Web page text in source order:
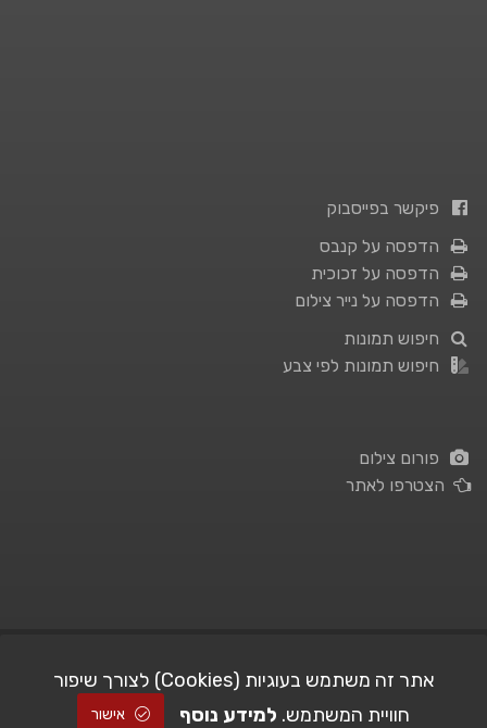
פיקשר בפייסבוק
הדפסה על קנבס
הדפסה על זכוכית
הדפסה על נייר צילום
חיפוש תמונות
חיפוש תמונות לפי צבע
פורום צילום
הצטרפו לאתר
© All Rights Reserved | STUDIO101| Picshare.co.il - כל הזכויות שמורות
אתר זה משתמש בעוגיות (Cookies) לצורך שיפור
חוויית המשתמש. למידע נוסף